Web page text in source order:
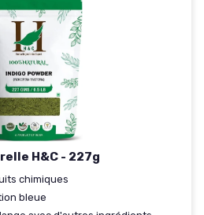
H&C - 227g
chimiques
bleue